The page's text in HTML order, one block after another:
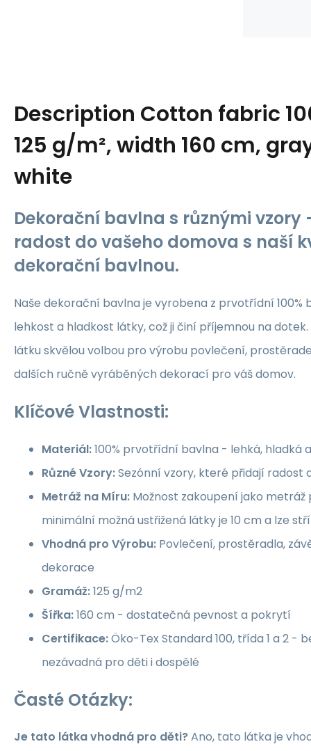
Description Cotton fabric
125 g/m², width 160 cm,
white
Dekorační bavlna s různými vzory
radost do vašeho domova s naší
dekorační bavlnou.
Naše dekorační bavlna je vyrobena z prvotřídní 100%
lehkost a hladkost látky, což ji činí příjemnou na
látku skvělou volbou pro výrobu povlečení,
dalších ručně vyráběných dekorací pro váš domov.
Klíčové Vlastnosti:
Materiál:100% prvotřídní bavlna - lehká, hladká
Různé Vzory:Sezónní vzory, které přidají radost
Metráž na Míru: Možnost zakoupení jako
minimální možná ustřižená látky je 10 cm a lze
Vhodná pro Výrobu: Povlečení, prostěradla,
dekorace
Gramáž:125 g/m2
Šířka:160 cm - dostatečná pevnost a pokrytí
Certifikace:Öko-Tex Standard 100, třída 1 a 2 -
nezávadná pro děti i dospělé
Časté Otázky:
Je tato látka vhodná pro děti?Ano, tato látka je